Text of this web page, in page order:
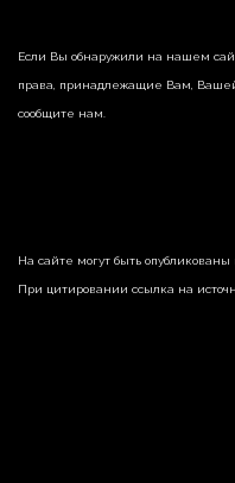
Если Вы обнаружили на нашем
права, принадлежащие Вам,
сообщите нам.
На сайте могут быть опубликованы
При цитировании ссылка на